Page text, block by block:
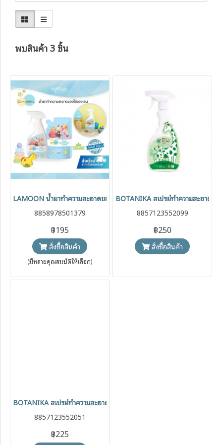
พบสินค้า 3 ชิ้น
LAMOON น้ำยาทำความสะอาดของใช้เด็ก ออร์แกนิค
8858978501379
฿195
สั่งซื้อสินค้า
(มีหลายคุณสมบัติให้เลือก)
BOTANIKA สเปรย์ทำความสะอาดอ
8857123552099
฿250
สั่งซื้อสินค้า
BOTANIKA สเปรย์ทำความสะอาดของใช้เด็ก ออร์แกนิค สูตรทีทรีออยล์
8857123552051
฿225